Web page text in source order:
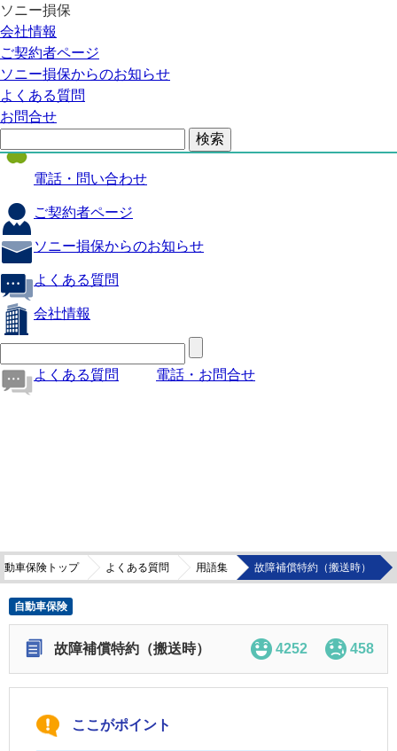
ソニー損保
会社情報
ご契約者ページ
ソニー損保からのお知らせ
よくある質問
お問合せ
自動車保険
医療保険
火災保険
海外旅行保険
電話・問い合わせ
ご契約者ページ
ソニー損保からのお知らせ
よくある質問
会社情報
よくある質問 電話・お問合せ
動車保険トップ よくある質問 用語集 故障補償特約（搬送時）
自動車保険
故障補償特約（搬送時） 4252 458
ここがポイント